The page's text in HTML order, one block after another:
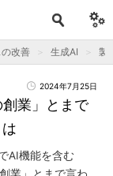
改善 生成AI 製
2024年7月25日
業」とまで
AI機能を含む